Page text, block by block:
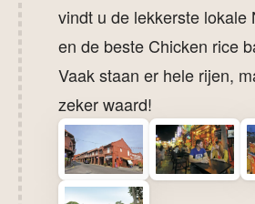
vindt u de lekkerste lokale
en de beste Chicken rice
Vaak staan er hele rijen,
zeker waard!